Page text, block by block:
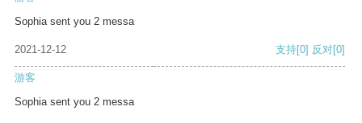
Sophia sent you 2 messa
2021-12-12 支持[0] 反对[0]
游客
Sophia sent you 2 messa